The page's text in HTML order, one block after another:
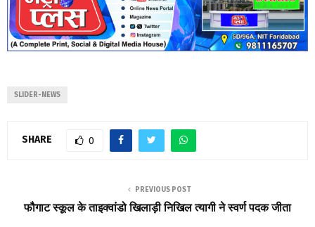
SLIDER-NEWS
SHARE 0
PREVIOUS POST
फौगाट स्कूल के ताइक्वांडो खिलाड़ी निखिल त्यागी ने स्वर्ण पदक जीता